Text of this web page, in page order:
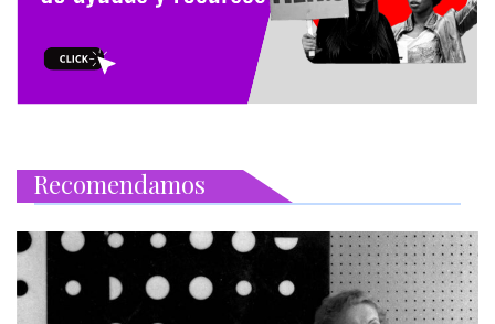
Recomendamos